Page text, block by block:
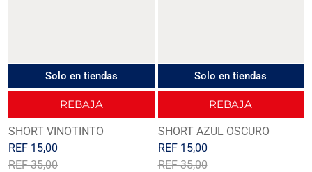
Solo en tiendas
REBAJA
SHORT VINOTINTO
REF35,00
REF 15,00
Solo en tiendas
REBAJA
SHORT AZUL OSCURO
REF35,00
REF 15,00